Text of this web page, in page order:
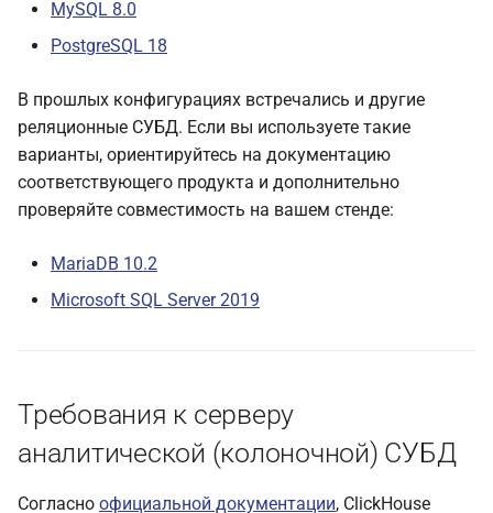
MySQL 8.0
PostgreSQL 18
В прошлых конфигурациях встречались и другие
реляционные СУБД. Если вы используете такие
варианты, ориентируйтесь на документацию
соответствующего продукта и дополнительно
проверяйте совместимость на вашем стенде:
MariaDB 10.2
Microsoft SQL Server 2019
Требования к серверу
аналитической (колоночной) СУБД
Согласно официальной документации, ClickHouse